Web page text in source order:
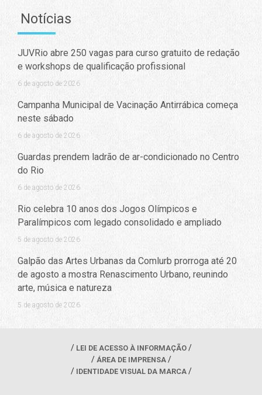
Notícias
JUVRio abre 250 vagas para curso gratuito de redação
e workshops de qualificação profissional
6 de agosto de 2026
Campanha Municipal de Vacinação Antirrábica começa
neste sábado
6 de agosto de 2026
Guardas prendem ladrão de ar-condicionado no Centro
do Rio
6 de agosto de 2026
Rio celebra 10 anos dos Jogos Olímpicos e
Paralímpicos com legado consolidado e ampliado
5 de agosto de 2026
Galpão das Artes Urbanas da Comlurb prorroga até 20
de agosto a mostra Renascimento Urbano, reunindo
arte, música e natureza
5 de agosto de 2026
LEI DE ACESSO À INFORMAÇÃO
ÁREA DE IMPRENSA
IDENTIDADE VISUAL DA MARCA